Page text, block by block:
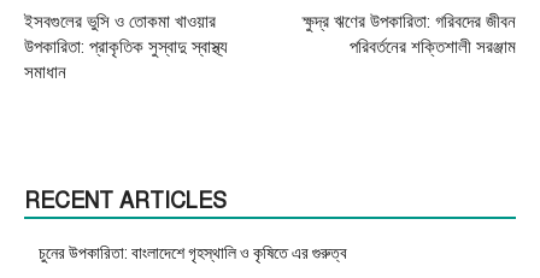
ইসবগুলের ভুসি ও তোকমা খাওয়ার
উপকারিতা: প্রাকৃতিক সুস্বাদু স্বাস্থ্য
সমাধান
ক্ষুদ্র ঋণের উপকারিতা: গরিবদের জীবন
পরিবর্তনের শক্তিশালী সরঞ্জাম
RECENT ARTICLES
চুনের উপকারিতা: বাংলাদেশে গৃহস্থালি ও কৃষিতে এর গুরুত্ব